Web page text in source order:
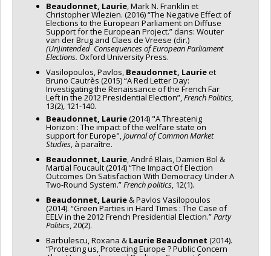
Beaudonnet, Laurie, Mark N. Franklin et
Christopher Wlezien. (2016) “The Negative Effect of
Elections to the European Parliament on Diffuse
Support for the European Project.” dans: Wouter
van der Brug and Claes de Vreese (dir.)
(Un)intended Consequences of European Parliament
Elections. Oxford University Press.
Vasilopoulos, Pavlos, Beaudonnet, Laurieet
Bruno Cautrès (2015) “A Red Letter Day:
Investigating the Renaissance of the French Far
Left in the 2012 Presidential Election”,French Politics,
13(2), 121-140.
Beaudonnet, Laurie(2014) "A Threatenig
Horizon : The impact of the welfare state on
support for Europe", Journal of Common Market
Studies , à paraître.
Beaudonnet, Laurie , André Blais, Damien Bol &
Martial Foucault (2014) “The Impact Of Election
Outcomes On Satisfaction With Democracy Under A
Two-Round System.”French politics , 12(1).
Beaudonnet, Laurie& Pavlos Vasilopoulos
(2014). “Green Parties in Hard Times : The Case of
EELV in the 2012 French Presidential Election.”Party
Politics , 20(2).
Barbulescu, Roxana & Laurie Beaudonnet (2014).
“Protecting us, Protecting Europe ? Public Concern